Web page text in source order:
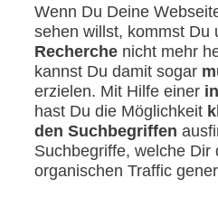
Wenn Du Deine
sehen willst, kommst Du
Recherchenicht mehr
kannst Du damit sogar
erzielen. Mit Hilfe einer
hast Du die Möglichkeit
den Suchbegriffen
Suchbegriffe, welche Dir
organischen Traffic